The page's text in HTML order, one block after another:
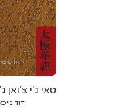
טאי ג'י צ'ואן
דוד